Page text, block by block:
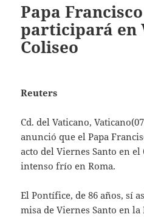
Papa
participará en
Coliseo
Reuters
Cd. del Vaticano,
anunció que el Papa
acto del Viernes Santo en
intenso frío en Roma.
El Pontífice, de 86 años, sí
misa de Viernes Santo en la